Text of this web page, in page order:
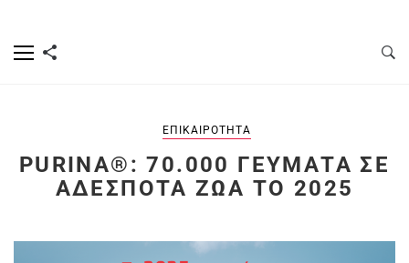
ΕΠΙΚΑΙΡΌΤΗΤΑ
PURINA®: 70.000 ΓΕΎΜΑΤΑ ΣΕ
ΑΔΈΣΠΟΤΑ ΖΏΑ ΤΟ 2025